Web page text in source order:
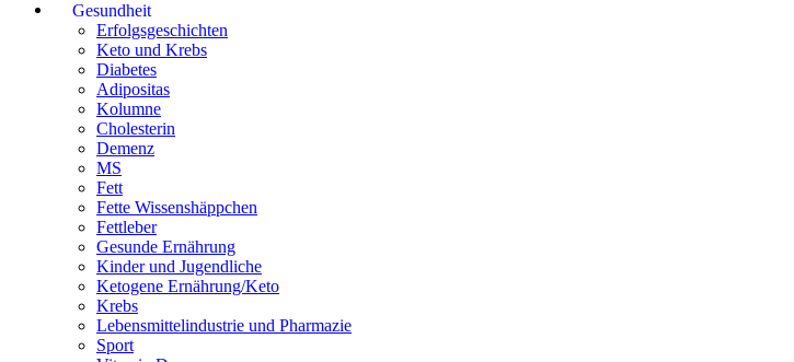
Gesundheit
Erfolgsgeschichten
Keto und Krebs
Diabetes
Adipositas
Kolumne
Cholesterin
Demenz
MS
Fett
Fette Wissenshäppchen
Fettleber
Gesunde Ernährung
Kinder und Jugendliche
Ketogene Ernährung/Keto
Krebs
Lebensmittelindustrie und Pharmazie
Sport